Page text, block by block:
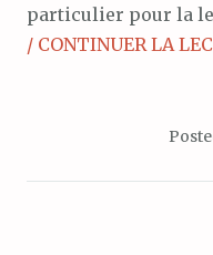
particulier pour la
/ CONTINUER LA